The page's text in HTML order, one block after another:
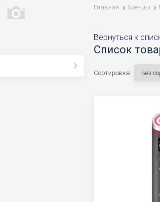
Главная Бренды
Вернуться к
Список
Сортировка: